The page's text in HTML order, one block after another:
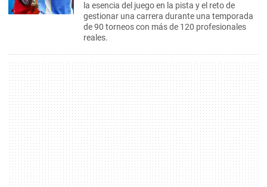
la esencia del juego en la pista y el reto de
gestionar una carrera durante una temporada
de 90 torneos con más de 120 profesionales
reales.